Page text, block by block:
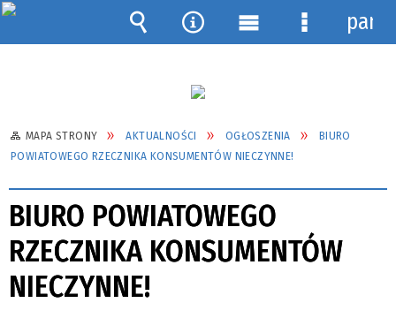
MAPA STRONY AKTUALNOŚCI OGŁOSZENIA
BIURO
POWIATOWEGO RZECZNIKA KONSUMENTÓW NIECZYNNE!
BIURO POWIATOWEGO
RZECZNIKA KONSUMENTÓW
NIECZYNNE!
Wyszukiwarka
Narzędzia
Menu Menu
panel